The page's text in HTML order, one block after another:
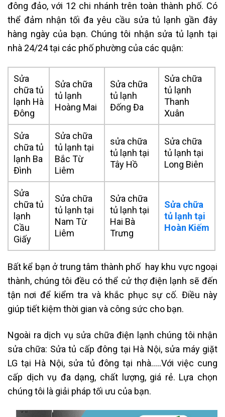
đông đảo, với 12 chi nhánh trên toàn thành phố. Có
thể đảm nhận tối đa yêu cầu sửa tủ lạnh gần đây
hàng ngày của bạn. Chúng tôi nhận sửa tủ lạnh tại
nhà 24/24 tại các phố phường của các quận:
Sửa
chữa tủ
lạnh Hà
Đông
Sửa chữa
tủ lạnh
Hoàng Mai
Sửa chữa
tủ lạnh
Đống Đa
Sửa chữa
tủ lạnh
Thanh
Xuân
Sửa
chữa tủ
lạnh Ba
Đình
Sửa chữa
tủ lạnh tại
Bắc Từ
Liêm
sửa chữa
tủ lạnh tại
Tây Hồ
Sửa chữa
tủ lạnh tại
Long Biên
Sửa
chữa tủ
lạnh
Cầu
Giấy
Sửa chữa
tủ lạnh tại
Nam Từ
Liêm
Sửa chữa
tủ lạnh tại
Hai Bà
Trưng
Sửa chữa
tủ lạnh tại
Hoàn Kiếm
Bất kể bạn ở trung tâm thành phố hay khu vực ngoại
thành, chúng tôi đều có thể cử thợ điện lạnh sẽ đến
tận nơi để kiểm tra và khắc phục sự cố. Điều này
giúp tiết kiệm thời gian và công sức cho bạn.
Ngoài ra dịch vụ sửa chữa điện lạnh chúng tôi nhận
sửa chữa: Sửa tủ cấp đông tại Hà Nội, sửa máy giặt
LG tại Hà Nội, sửa tủ đông tại nhà…..Với việc cung
cấp dịch vụ đa dạng, chất lượng, giá rẻ. Lựa chọn
chúng tôi là giải pháp tối ưu của bạn.